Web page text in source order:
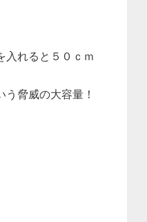
入れると５０ｃｍ
脅威の大容量！